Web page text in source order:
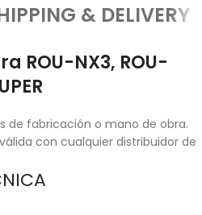
& DELIVERY
ROU-NX3, ROU-
de fabricación o mano de obra.
con cualquier distribuidor de